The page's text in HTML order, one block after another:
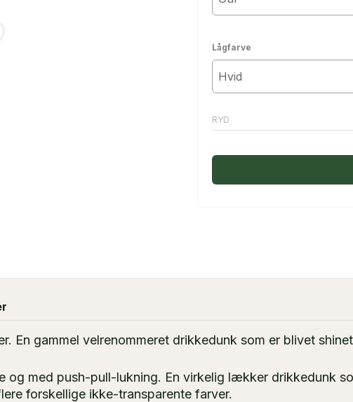
Lågfarve
RYD
En gammel velrenommeret drikkedunk som er blivet
og med push-pull-lukning. En virkelig lækker drikkedunk
forskellige ikke-transparente farver.